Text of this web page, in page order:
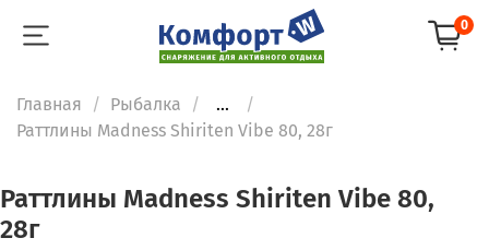
0
Главная Рыбалка
...
Раттлины Madness Shiriten Vibe 80, 28г
Раттлины Madness Shiriten Vibe 80,
28г